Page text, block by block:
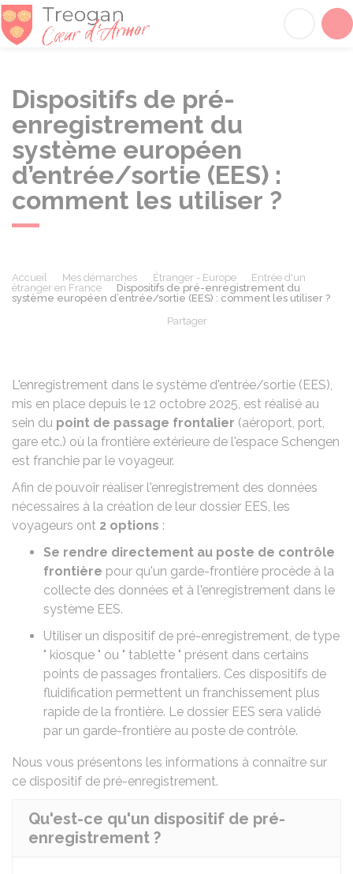
Dispositifs de pré-
enregistrement du
système européen
d’entrée/sortie (EES) :
comment les utiliser ?
Accueil Mes démarches Étranger - Europe
Entrée d'un
étranger en France
Dispositifs de pré-enregistrement du
système européen d’entrée/sortie (EES) : comment les utiliser ?
Partager
L'enregistrement dans le système d'entrée/sortie (EES),
mis en place depuis le 12 octobre 2025, est réalisé au
sein du point de passage frontalier (aéroport, port,
gare etc.) où la frontière extérieure de l'espace Schengen
est franchie par le voyageur.
Afin de pouvoir réaliser l'enregistrement des données
nécessaires à la création de leur dossier EES, les
voyageurs ont 2 options :
Se rendre directement au poste de contrôle
frontière pour qu'un garde-frontière procède à la
collecte des données et à l'enregistrement dans le
système EES.
Utiliser un dispositif de pré-enregistrement, de type
" kiosque " ou " tablette " présent dans certains
points de passages frontaliers. Ces dispositifs de
fluidification permettent un franchissement plus
rapide de la frontière. Le dossier EES sera validé
par un garde-frontière au poste de contrôle.
Nous vous présentons les informations à connaître sur
ce dispositif de pré-enregistrement.
Qu'est-ce qu'un dispositif de pré-
enregistrement ?